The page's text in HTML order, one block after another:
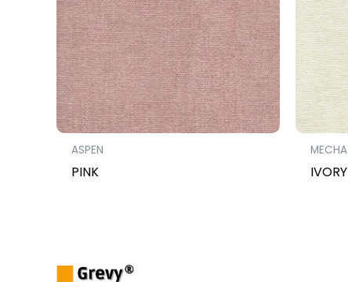
ASPEN
PINK
MECHA
IVORY